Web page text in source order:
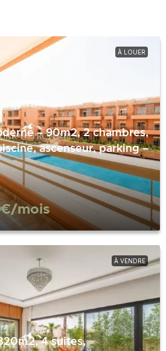
À LOUER
– 90m2, 2 chambres,
ascenseur, parking –
/mois
À VENDRE
4 suites,